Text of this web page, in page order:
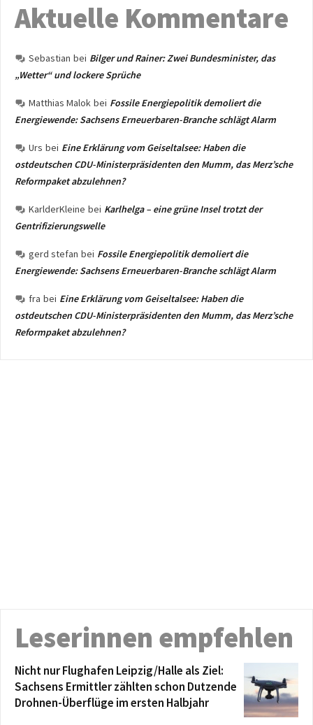
Aktuelle Kommentare
Sebastian bei Bilger und Rainer: Zwei Bundesminister, das
„Wetter“ und lockere Sprüche
Matthias Malok bei Fossile Energiepolitik demoliert die
Energiewende: Sachsens Erneuerbaren-Branche schlägt Alarm
Urs bei Eine Erklärung vom Geiseltalsee: Haben die
ostdeutschen CDU-Ministerpräsidenten den Mumm, das Merz’sche
Reformpaket abzulehnen?
KarlderKleine bei Karlhelga – eine grüne Insel trotzt der
Gentrifizierungswelle
gerd stefan bei Fossile Energiepolitik demoliert die
Energiewende: Sachsens Erneuerbaren-Branche schlägt Alarm
fra bei Eine Erklärung vom Geiseltalsee: Haben die
ostdeutschen CDU-Ministerpräsidenten den Mumm, das Merz’sche
Reformpaket abzulehnen?
Leserinnen empfehlen
Nicht nur Flughafen Leipzig/Halle als Ziel:
Sachsens Ermittler zählten schon Dutzende
Drohnen-Überflüge im ersten Halbjahr